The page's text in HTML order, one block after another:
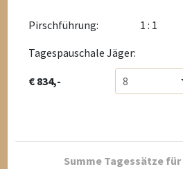
Pirschführung:
1 : 1
Tagespauschale Jäger:
€ 834,- 8
Summe Tagessätze für